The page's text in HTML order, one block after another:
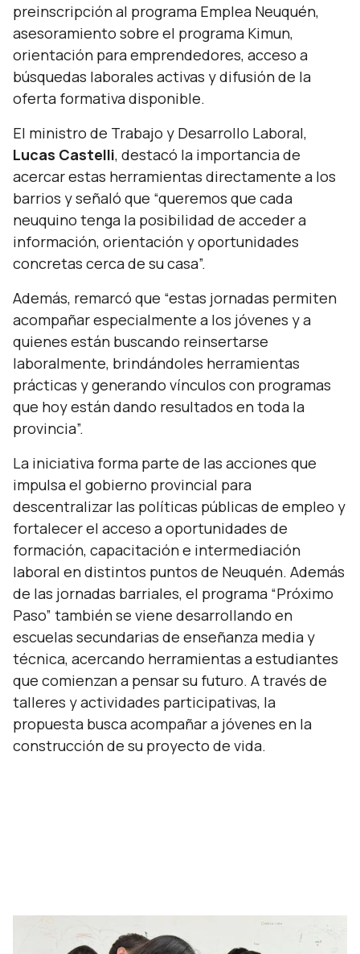
preinscripción al programa Emplea Neuquén,
asesoramiento sobre el programa Kimun,
orientación para emprendedores, acceso a
búsquedas laborales activas y difusión de la
oferta formativa disponible.
El ministro de Trabajo y Desarrollo Laboral,
Lucas Castelli, destacó la importancia de
acercar estas herramientas directamente a los
barrios y señaló que “queremos que cada
neuquino tenga la posibilidad de acceder a
información, orientación y oportunidades
concretas cerca de su casa”.
Además, remarcó que “estas jornadas permiten
acompañar especialmente a los jóvenes y a
quienes están buscando reinsertarse
laboralmente, brindándoles herramientas
prácticas y generando vínculos con programas
que hoy están dando resultados en toda la
provincia”.
La iniciativa forma parte de las acciones que
impulsa el gobierno provincial para
descentralizar las políticas públicas de empleo y
fortalecer el acceso a oportunidades de
formación, capacitación e intermediación
laboral en distintos puntos de Neuquén. Además
de las jornadas barriales, el programa “Próximo
Paso” también se viene desarrollando en
escuelas secundarias de enseñanza media y
técnica, acercando herramientas a estudiantes
que comienzan a pensar su futuro. A través de
talleres y actividades participativas, la
propuesta busca acompañar a jóvenes en la
construcción de su proyecto de vida.